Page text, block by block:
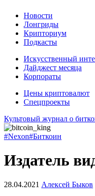
Новости
Лонгриды
Крипториум
Подкасты
Искусственный
Дайджест месяца
Корпораты
Цены криптовалют
Спецпроекты
Культовый журнал о
#Nexon#Биткоин
Издатель
28.04.2021 Алексей Быков